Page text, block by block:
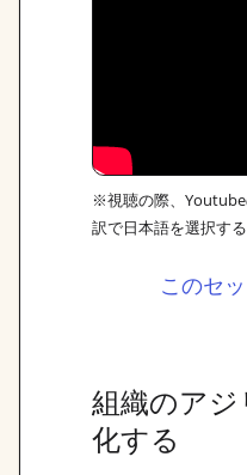
※視聴の際、
訳で日本語を選択する
このセ
組織のア
化する